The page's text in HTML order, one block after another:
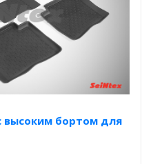
высоким бортом для